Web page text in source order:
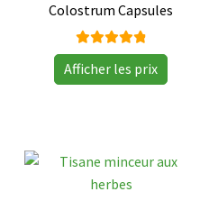
Colostrum Capsules
Note
4.95 sur
Afficher les prix